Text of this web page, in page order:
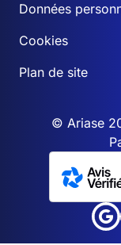
Données
Cookies
Plan de site
© Ariase